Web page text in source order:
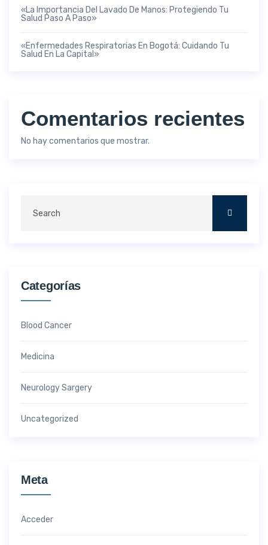
«La Importancia Del Lavado De Manos: Protegiendo Tu
Salud Paso A Paso»
«Enfermedades Respiratorias En Bogotá: Cuidando Tu
Salud En La Capital»
Comentarios recientes
No hay comentarios que mostrar.
Categorías
Blood Cancer
Medicina
Neurology Sargery
Uncategorized
Meta
Acceder